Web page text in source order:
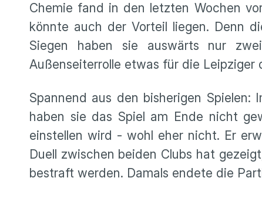
Chemie fand in den letzten Wochen
könnte auch der Vorteil liegen. Denn
Siegen haben sie auswärts nur
Außenseiterrolle etwas für die
Spannend aus den bisherigen
haben sie das Spiel am Ende nicht
einstellen wird - wohl eher nicht. Er
Duell zwischen beiden Clubs hat
bestraft werden. Damals endete die